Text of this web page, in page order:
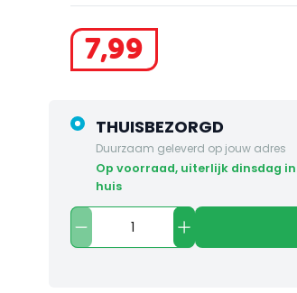
7,99
THUISBEZORGD
Duurzaam geleverd op jouw adres
op voorraad, uiterlijk dinsdag in
huis